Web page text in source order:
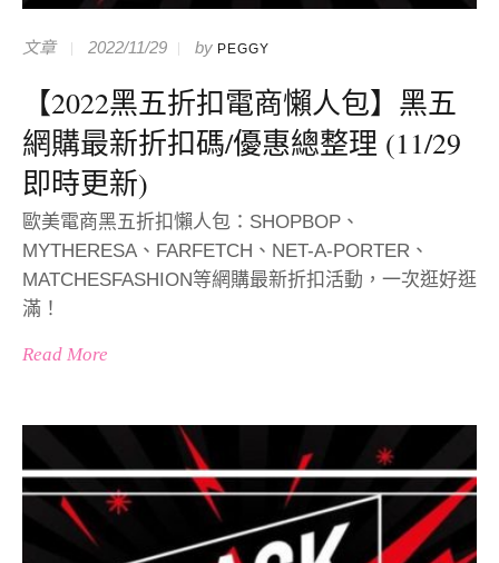
文章 2022/11/29 by PEGGY
【2022黑五折扣電商懶人包】黑五
網購最新折扣碼/優惠總整理 (11/29
即時更新)
歐美電商黑五折扣懶人包：SHOPBOP、
MYTHERESA、FARFETCH、NET-A-PORTER、
MATCHESFASHION等網購最新折扣活動，一次逛好逛
滿！
Read More